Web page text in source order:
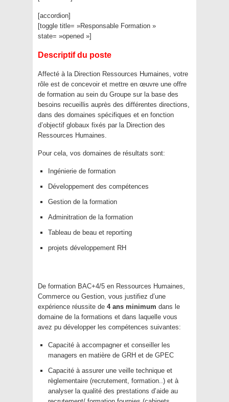
[accordion]
[toggle title= »Responsable Formation »
state= »opened »]
Descriptif du poste
Affecté à la Direction Ressources Humaines, votre
rôle est de concevoir et mettre en œuvre une offre
de formation au sein du Groupe sur la base des
besoins recueillis auprès des différentes directions,
dans des domaines spécifiques et en fonction
d’objectif globaux fixés par la Direction des
Ressources Humaines.
Pour cela, vos domaines de résultats sont:
Ingénierie de formation
Développement des compétences
Gestion de la formation
Adminitration de la formation
Tableau de beau et reporting
projets développement RH
De formation BAC+4/5 en Ressources Humaines,
Commerce ou Gestion, vous justifiez d’une
expérience réussite de 4 ans minimum dans le
domaine de la formations et dans laquelle vous
avez pu développer les compétences suivantes:
Capacité à accompagner et conseiller les
managers en matière de GRH et de GPEC
Capacité à assurer une veille technique et
règlementaire (recrutement, formation..) et à
analyser la qualité des prestations d’aide au